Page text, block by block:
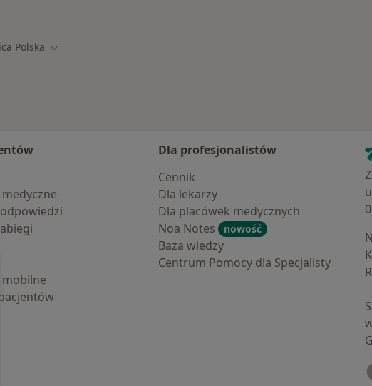
Polska Zmień miasto
mobilne
Dla profesjonalistów
Cennik
Dla lekarzy
Dla placówek medycznych
Noa Notes
nowość
Baza wiedzy
Centrum Pomocy dla Specjalisty